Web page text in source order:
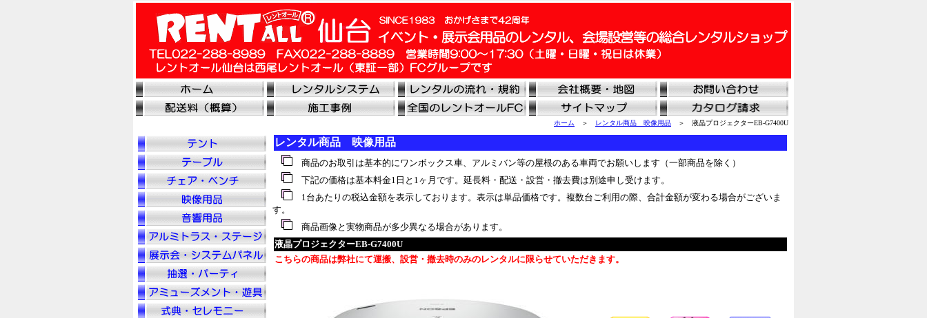
ホーム ＞ レンタル商品 映像用品 ＞ 液晶プロジェクターEB-G7400U
レンタル商品 映像用品
商品のお取引は基本的にワンボックス車、アルミバン等の屋根のある車両でお願いします（一部商品を除く）
下記の価格は基本料金1日と1ヶ月です。延長料・配送・設営・撤去費は別途申し受けます。
1台あたりの税込金額を表示しております。表示は単品価格です。複数台ご利用の際、合計金額が変わる場合がございま
す。
商品画像と実物商品が多少異なる場合があります。
液晶プロジェクターEB-G7400U
こちらの商品は弊社にて運搬、設営・撤去時のみのレンタルに限らせていただきます。